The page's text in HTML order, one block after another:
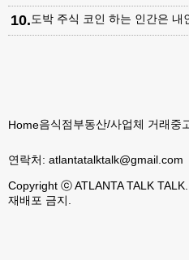
10.도박 주식 코인 하는 인간은
Home음식점부동산/사업체 거래중
연락처: atlantatalktalk@gmail.com
Copyright ⓒ ATLANTA TALK
재배포 금지.